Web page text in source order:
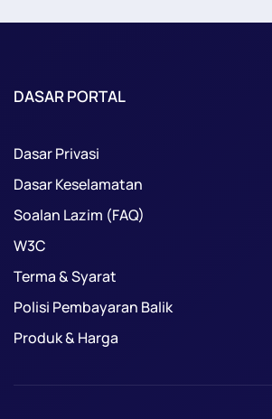
DASAR PORTAL
Dasar Privasi
Dasar Keselamatan
Soalan Lazim (FAQ)
W3C
Terma & Syarat
Polisi Pembayaran Balik
Produk & Harga